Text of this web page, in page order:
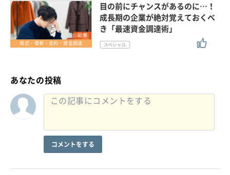
記事
株式・債券・金利・資金調達
目の前にチャンスがあるのに…！
成長期の企業が絶対覚えておくべ
き「最速資金調達術」
あなたの投稿
コメントをする